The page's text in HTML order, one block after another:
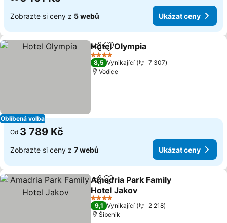
Zobrazte si ceny z 5 webů Ukázat ceny
Oblíbená volba
SdíletPřidat na seznam oblíbených
Hotel Olympia
4 Počet hvězdiček
8,5 Vynikající
7 307
Vodice
Od 3 789 Kč
Zobrazte si ceny z 7 webů Ukázat ceny
SdíletPřidat na seznam oblíbených
Amadria Park Family
Hotel Jakov
4 Počet hvězdiček
9,1 Vynikající
2 218
Šibenik